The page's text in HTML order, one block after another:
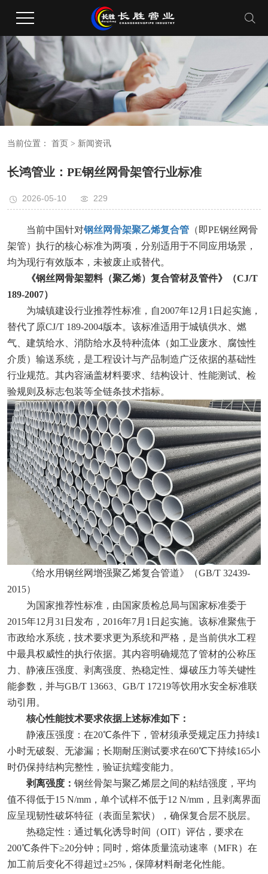
当前位置： 首页 > 新闻资讯
长鸿管业：PE钢丝网骨架管行业标准‌
2026-05-10 229
当前中国针对钢丝网骨架聚乙烯复合管 （即PE钢丝网骨
架管）执行的核心标准为两项，分别适用于不同应用场景，
均为现行有效版本，未被废止或替代。
《钢丝网骨架塑料（聚乙烯）复合管材及管件》（CJ/T
189-2007）‌
为城镇建设行业推荐性标准，自2007年12月1日起实施，
替代了原CJ/T 189-2004版本。该标准适用于城镇供水、燃
气、建筑给水、消防给水及特种流体（如工业废水、腐蚀性
介质）输送系统，是工程设计与产品制造广泛依据的基础性
行业规范。其内容涵盖材料要求、结构设计、性能测试、检
验规则及标志包装等全链条技术指标。
《给水用钢丝网增强聚乙烯复合管道》（GB/T 32439-
2015）‌
为国家推荐性标准，由国家质检总局与国家标准委于
2015年12月31日发布，2016年7月1日起实施。该标准聚焦于‌
市政给水系统‌，技术要求更为系统和严格，是当前供水工程
中最具权威性的执行依据。其内容明确规范了管材的公称压
力、静液压强度、剥离强度、热稳定性、爆破压力等关键性
能参数，并与GB/T 13663、GB/T 17219等饮用水安全标准联
动引用。
核心性能技术要求依据上述标准如下：‌
静液压强度‌：在20℃条件下，管材须承受规定压力持续1
小时无破裂、无渗漏；长期耐压测试要求在60℃下持续165小
时仍保持结构完整性，验证抗蠕变能力。
剥离强度‌： 钢丝骨架与聚乙烯层之间的粘结强度，平均
值不得低于15 N/mm，单个试样不低于12 N/mm，且剥离界面
应呈现韧性破坏特征（表面呈絮状），确保复合层不脱层。
热稳定性‌：通过氧化诱导时间（OIT）评估，要求在
200℃条件下≥20分钟；同时，熔体质量流动速率（MFR）在
加工前后变化不得超过±25%，保障材料耐老化性能。